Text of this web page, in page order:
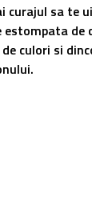
curajul sa te
de
culori si